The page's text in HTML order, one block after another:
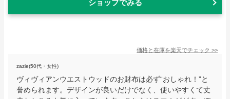
ショップでみる
価格と在庫を楽天でチェック >>
zazie(50代・女性)
ヴィヴィアンウエストウッドのお財布は必ず“おしゃれ！”と
誉められます。デザインが良いだけでなく、使いやすくて丈